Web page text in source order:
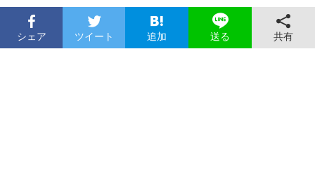
シェア ツイート 追加 送る 共有